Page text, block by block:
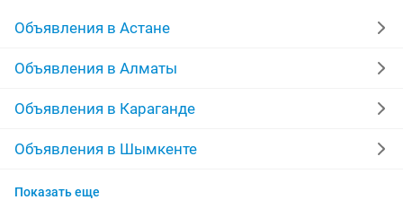
автокресло детское
автомагазин аренда микроавтобуса
авто в рассрочку продавец автозапчастей
Объявления в Астане
Объявления в Алматы
Объявления в Караганде
Объявления в Шымкенте
Объявления в Усть-Каменогорске
Показать еще